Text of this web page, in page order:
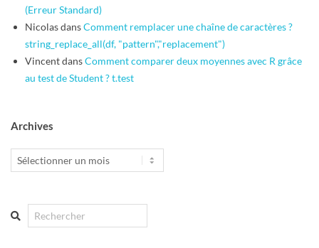
(Erreur Standard)
NicolasdansComment remplacer une chaîne de caractères ?
string_replace_all(df, "pattern","replacement")
VincentdansComment comparer deux moyennes avec R grâce
au test de Student ? t.test
Archives
Archives
Search